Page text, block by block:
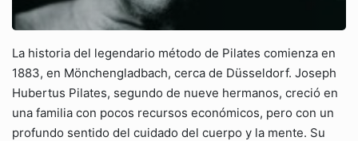
La historia del legendario método de Pilates comienza en
1883, en Mönchengladbach, cerca de Düsseldorf. Joseph
Hubertus Pilates, segundo de nueve hermanos, creció en
una familia con pocos recursos económicos, pero con un
profundo sentido del cuidado del cuerpo y la mente. Su